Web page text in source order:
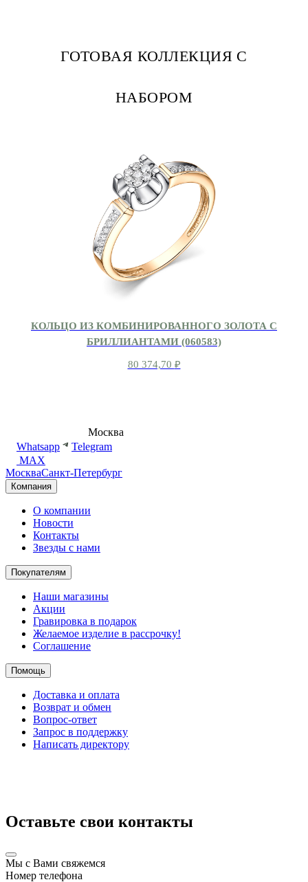
ГОТОВАЯ КОЛЛЕКЦИЯ С
НАБОРОМ
КОЛЬЦО ИЗ КОМБИНИРОВАННОГО ЗОЛОТА С
БРИЛЛИАНТАМИ (060583)
80 374,70 ₽
Москва
Whatsapp
Telegram
MAX
МоскваСанкт-Петербург
Компания
О компании
Новости
Контакты
Звезды с нами
Покупателям
Наши магазины
Акции
Гравировка в подарок
Желаемое изделие в рассрочку!
Соглашение
Помощь
Доставка и оплата
Возврат и обмен
Вопрос-ответ
Запрос в поддержку
Написать директору
Оставьте свои контакты
Мы с Вами свяжемся
Номер телефона